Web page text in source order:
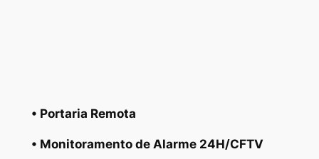
• Portaria Remota
• Monitoramento de Alarme 24H/CFTV